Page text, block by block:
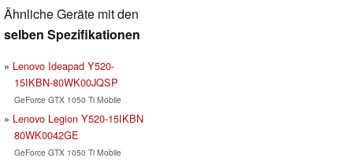
Ähnliche Geräte mit den
selben Spezifikationen
Lenovo Ideapad Y520-
15IKBN-80WK00JQSP
GeForce GTX 1050 Ti Mobile
Lenovo Legion Y520-15IKBN
80WK0042GE
GeForce GTX 1050 Ti Mobile